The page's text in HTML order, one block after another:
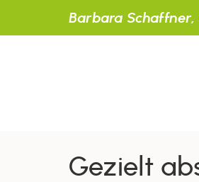
Barbara
Gezielt